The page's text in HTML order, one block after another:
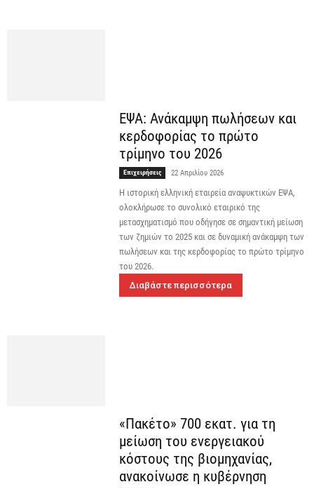
ΕΨΑ: Ανάκαμψη πωλήσεων και
κερδοφορίας το πρώτο
τρίμηνο του 2026
Επιχειρήσεις 22 Απριλίου 2026
Η ιστορική ελληνική εταιρεία αναψυκτικών ΕΨΑ,
ολοκλήρωσε το συνολικό εταιρικό της
μετασχηματισμό που οδήγησε σε σημαντική μείωση
των ζημιών το 2025 και σε δυναμική ανάκαμψη των
πωλήσεων και της κερδοφορίας το πρώτο τρίμηνο
του 2026.
Διαβάστε περισσότερα
«Πακέτο» 700 εκατ. για τη
μείωση του ενεργειακού
κόστους της βιομηχανίας,
ανακοίνωσε η κυβέρνηση